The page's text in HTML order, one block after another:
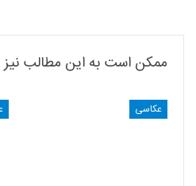
ممکن است به این مطالب نیز
عکاسی